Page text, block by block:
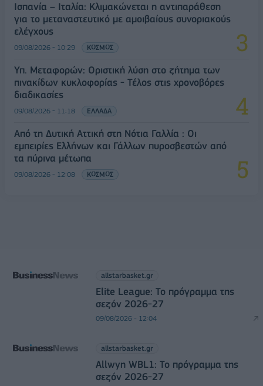
Ισπανία – Ιταλία: Κλιμακώνεται η αντιπαράθεση
για το μεταναστευτικό με αμοιβαίους συνοριακούς
ελέγχους
09/08/2026 - 10:29 ΚΟΣΜΟΣ
Υπ. Μεταφορών: Οριστική λύση στο ζήτημα των
πινακίδων κυκλοφορίας - Τέλος στις χρονοβόρες
διαδικασίες
09/08/2026 - 11:18 ΕΛΛΑΔΑ
Από τη Δυτική Αττική στη Νότια Γαλλία : Οι
εμπειρίες Ελλήνων και Γάλλων πυροσβεστών από
τα πύρινα μέτωπα
09/08/2026 - 12:08 ΚΟΣΜΟΣ
allstarbasket.gr
Elite League: Το πρόγραμμα της
σεζόν 2026-27
09/08/2026 - 12:04
allstarbasket.gr
Allwyn WBL1: Το πρόγραμμα της
σεζόν 2026-27